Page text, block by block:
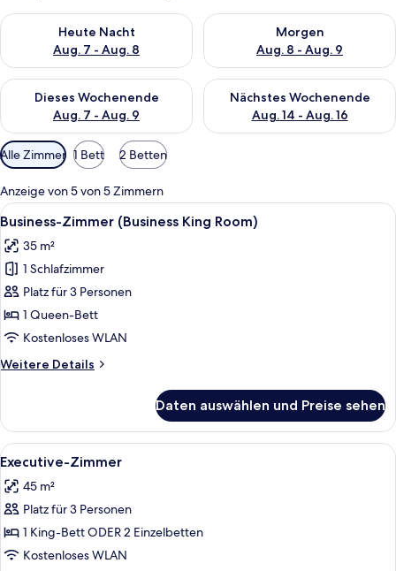
Heute Nacht
Aug. 7 - Aug. 8
Überprüfe die Verfügbarkeit für heute Nacht, Aug. 7 - Aug. 8.
Morgen
Aug. 8 - Aug. 9
Überprüfe die Verfügbarkeit
Dieses Wochenende
Aug. 7 - Aug. 9
Überprüfe die Verfügbarkeit für dieses Wochenende, Aug. 7
Nächstes Wochenende
Aug. 14 - Aug. 16
Überprüfe die Verfügbarkeit
Verfügbare
Filter
für
Zimmer
Alle Zimmer 1 Bett 2 Betten
Anzeige von 5 von 5 Zimmern
Alle
Fotos
für
Business-
Zimmer
(Business
King
anzeigen
Ein Hotelzimmer mit Bett,
6
Business-Zimmer (Business King Room)
35 m²
1 Schlafzimmer
Platz für 3 Personen
1 Queen-Bett
Kostenloses WLAN
Weitere Details
Weitere
Zimmer
(Business
King
Daten auswählen und Preise sehen
Alle
Fotos
für
Executive-
Zimmer
anzeigen
Ein Hotelzimmer mit einem großen
5
Executive-Zimmer
45 m²
Platz für 3 Personen
1 King-Bett ODER 2 Einzelbetten
Kostenloses WLAN